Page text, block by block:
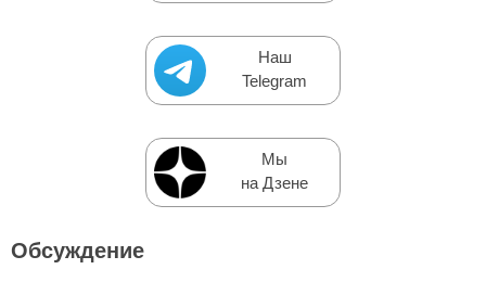
Наш
Telegram
Мы
на Дзене
Обсуждение